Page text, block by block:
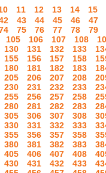
11 12 13 14 15
43 44 45 46 47
75 76 77 78 79
105 106 107 108
130 131 132 133
155 156 157 158
180 181 182 183
205 206 207 208
230 231 232 233
255 256 257 258
280 281 282 283
305 306 307 308
330 331 332 333
355 356 357 358
380 381 382 383
405 406 407 408
430 431 432 433